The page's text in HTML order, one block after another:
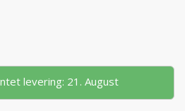
levering: 21. August